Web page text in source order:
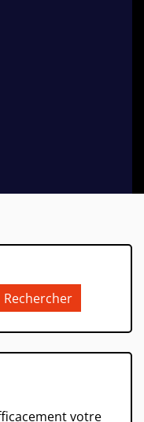
Rechercher
votre